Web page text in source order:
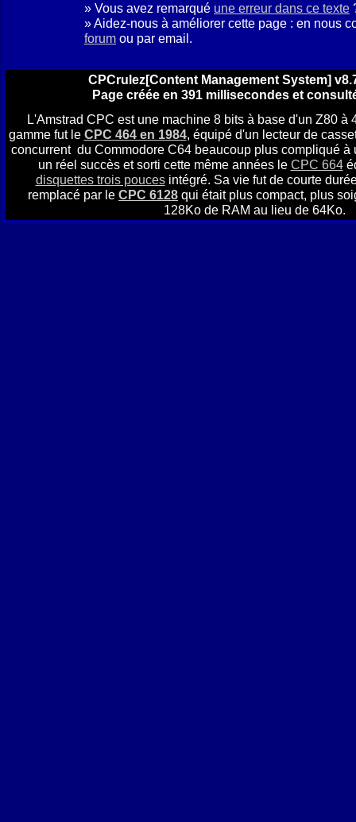
» Vous avez remarqué une erreur dans ce texte
» Aidez-nous à améliorer cette page : en nous
forum ou par email.
CPCrulez[Content Management System]
Page créée en 391 millisecondes et
L'Amstrad CPC est une machine 8 bits à base d'un Z80 à
gamme fut le CPC 464 en 1984, équipé d'un lecteur de
concurrent du Commodore C64 beaucoup plus compliqué à
un réel succès et sorti cette même années le CPC 664
disquettes trois poucesintégré. Sa vie fut de courte
remplacé par le CPC 6128 qui était plus compact, plus
128Ko de RAM au lieu de 64Ko.